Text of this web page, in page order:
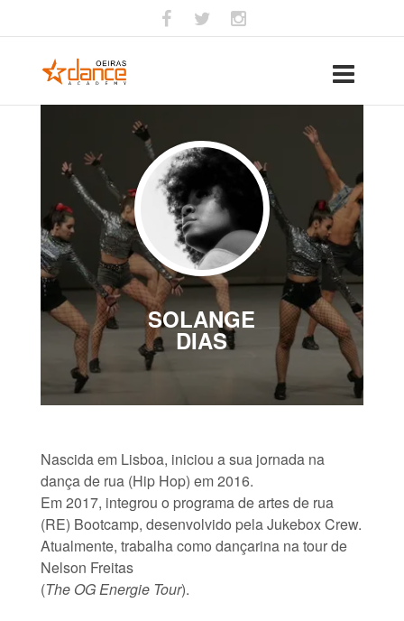
SOLANGE
DIAS
Nascida em Lisboa, iniciou a sua jornada na
dança de rua (Hip Hop) em 2016.
Em 2017, integrou o programa de artes de rua
(RE) Bootcamp, desenvolvido pela Jukebox Crew.
Atualmente, trabalha como dançarina na tour de
Nelson Freitas
(The OG Energie Tour).